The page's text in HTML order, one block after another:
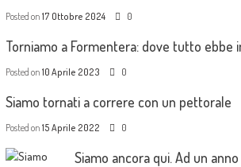
Posted on 17 Ottobre 2024 0
Torniamo a Formentera: dove tutto ebbe
Posted on 10 Aprile 2023 0
Siamo tornati a correre con un pettorale
Posted on 15 Aprile 2022 0
Siamo ancora qui. Ad un